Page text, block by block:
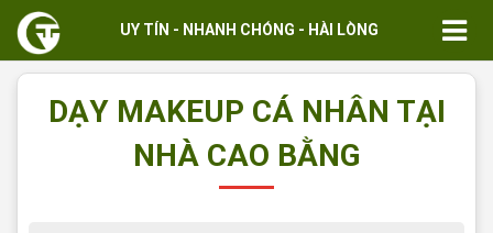
UY TÍN - NHANH CHÓNG - HÀI LÒNG
DẠY MAKEUP CÁ NHÂN TẠI
NHÀ CAO BẰNG